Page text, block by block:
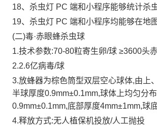
18、杀虫灯 PC 端和小程序能够统计杀
19、杀虫灯 PC 端和小程序均能够在地
(二)毒·赤眼蜂杀虫球
1.技术参数:70-80粒寄生卵/球 ≥3600头
2.2.6亿病毒/球
3.放蜂器为棕色筒型双层空心球体,由上
半球厚度0.9mm±0.1mm,球体上均匀分
0.9mm±0.1mm,底部厚度4mm±1mm,球
4.释放方式:无人植保机投放/人工抛投